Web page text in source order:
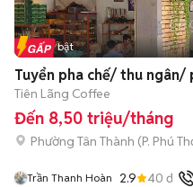
Tin nổi bật
Tuyển pha chế/ thu ngân/
Tiên Lãng Coffee
Đến 8,50 triệu/tháng
Phường Tân Thành (P. Phú
Trần Thanh Hoàn 2.9 40 đã